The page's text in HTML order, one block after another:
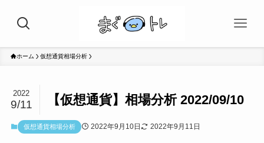
ホーム 仮想通貨相場分析
【仮想通貨】相場分析 2022/09/10
2022
9/11
仮想通貨相場分析 2022年9月10日 2022年9月11日